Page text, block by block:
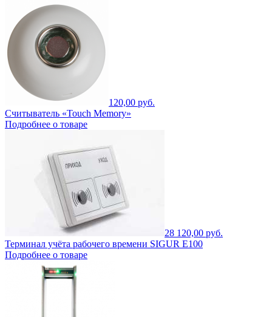
120,00 руб.
Считыватель «Touch Memory»
Подробнее о товаре
28 120,00 руб.
Терминал учёта рабочего времени SIGUR E100
Подробнее о товаре